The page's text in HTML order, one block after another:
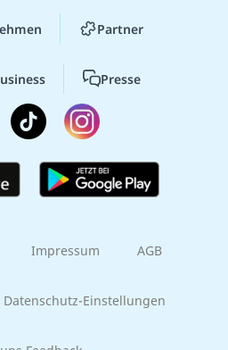
Partner
Presse
Impressum AGB
Datenschutz-Einstellungen